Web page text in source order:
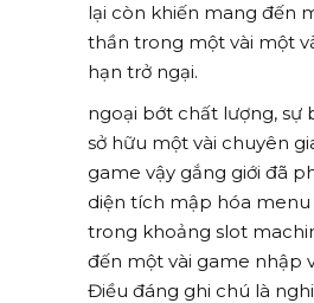
lại còn khiến mang đến
thần trong một vài một
hạn trở ngại.
ngoại bớt chất lượng, sự
sở hữu một vài chuyên
game vậy gắng giới đã
diện tích mập hóa
trong khoảng slot
đến một vài game nhập
Điều đáng ghi chú là